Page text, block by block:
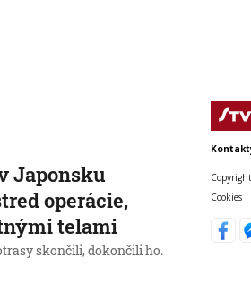
Japonsku
operácie,
telami
skončili, dokončili ho.
Cookies